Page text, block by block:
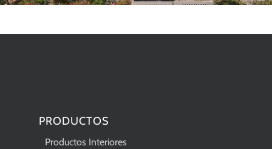
PRODUCTOS
Productos Interiores